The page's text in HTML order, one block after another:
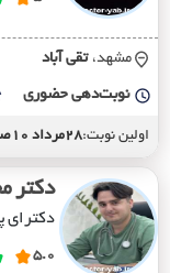
مشهد، تقي آباد
نوبت‌دهی حضوری
اولین نوبت:28مرداد 10صبح
دکتر
دکترای
5.0